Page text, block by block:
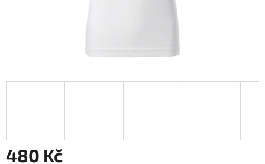
recenzí
480 Kč